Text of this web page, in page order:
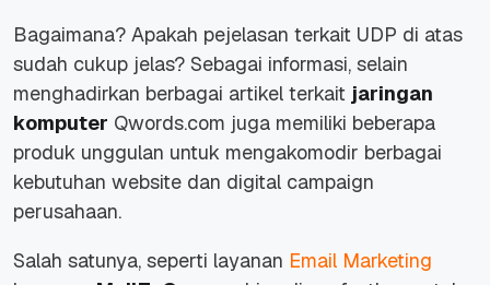
Bagaimana? Apakah pejelasan terkait UDP di atas
sudah cukup jelas? Sebagai informasi, selain
menghadirkan berbagai artikel terkait jaringan
komputer Qwords.com juga memiliki beberapa
produk unggulan untuk mengakomodir berbagai
kebutuhan website dan digital campaign
perusahaan.
Salah satunya, seperti layanan Email Marketing